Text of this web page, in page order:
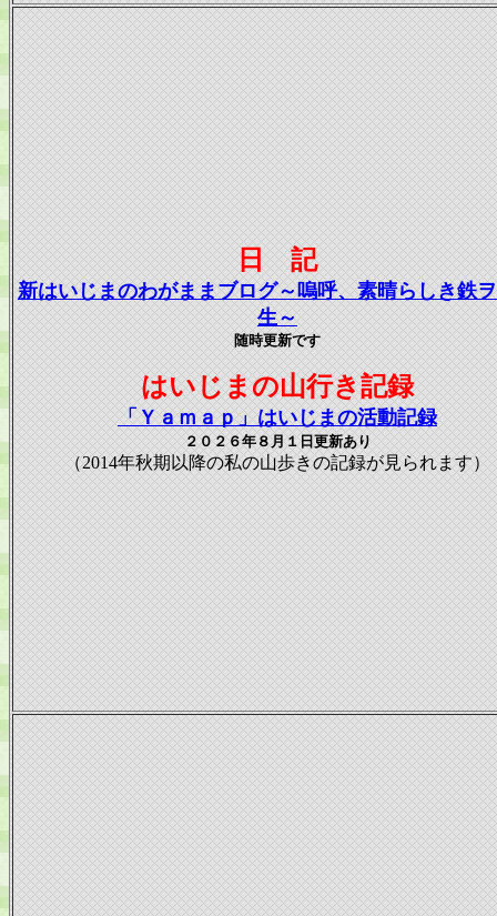
日 記
新はいじまのわがままブログ～嗚呼、素晴らしき鉄
生～
随時更新です
はいじまの山行き記録
「Ｙａｍａｐ」はいじまの活動記録
２０２６年８月１日更新あり
（2014年秋期以降の私の山歩きの記録が見られます）